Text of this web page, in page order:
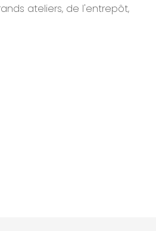
ateliers, de l'entrepôt,